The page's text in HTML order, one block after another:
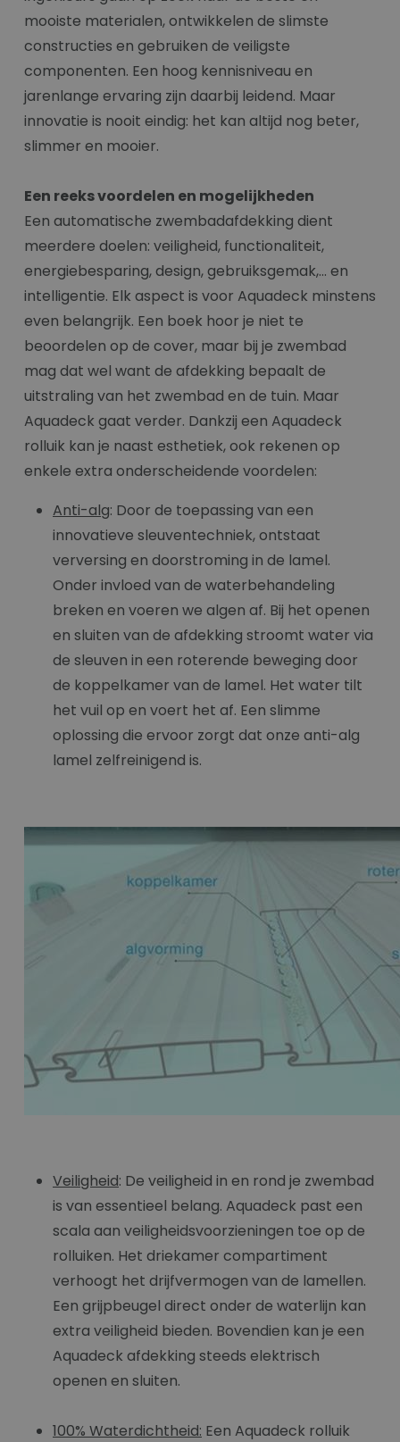
mooiste materialen, ontwikkelen de slimste
constructies en gebruiken de veiligste
componenten. Een hoog kennisniveau en
jarenlange ervaring zijn daarbij leidend. Maar
innovatie is nooit eindig: het kan altijd nog beter,
slimmer en mooier.
Een reeks voordelen en mogelijkheden
Een automatische zwembadafdekking dient
meerdere doelen: veiligheid, functionaliteit,
energiebesparing, design, gebruiksgemak,... en
intelligentie. Elk aspect is voor Aquadeck minstens
even belangrijk. Een boek hoor je niet te
beoordelen op de cover, maar bij je zwembad
mag dat wel want de afdekking bepaalt de
uitstraling van het zwembad en de tuin. Maar
Aquadeck gaat verder. Dankzij een Aquadeck
rolluik kan je naast esthetiek, ook rekenen op
enkele extra onderscheidende voordelen:
Anti-alg: Door de toepassing van een
innovatieve sleuventechniek, ontstaat
verversing en doorstroming in de lamel.
Onder invloed van de waterbehandeling
breken en voeren we algen af. Bij het openen
en sluiten van de afdekking stroomt water via
de sleuven in een roterende beweging door
de koppelkamer van de lamel. Het water tilt
het vuil op en voert het af. Een slimme
oplossing die ervoor zorgt dat onze anti-alg
lamel zelfreinigend is.
Veiligheid: De veiligheid in en rond je zwembad
is van essentieel belang. Aquadeck past een
scala aan veiligheidsvoorzieningen toe op de
rolluiken. Het driekamer compartiment
verhoogt het drijfvermogen van de lamellen.
Een grijpbeugel direct onder de waterlijn kan
extra veiligheid bieden. Bovendien kan je een
Aquadeck afdekking steeds elektrisch
openen en sluiten.
100% Waterdichtheid: Een Aquadeck rolluik